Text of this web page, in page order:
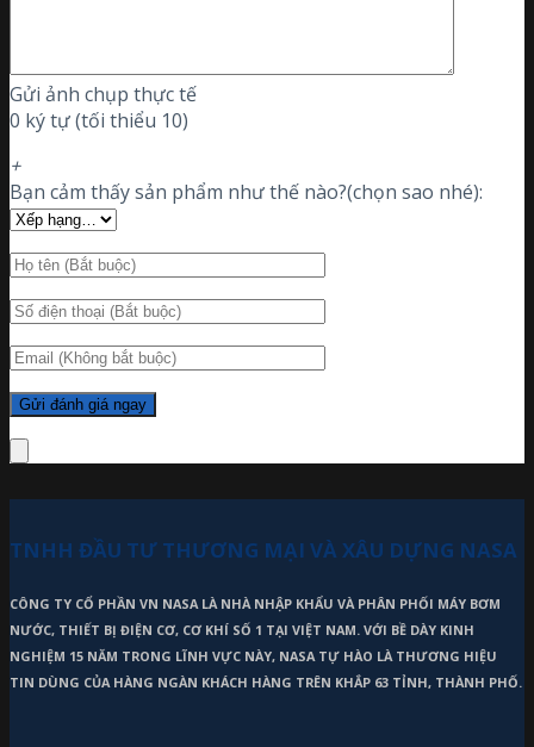
Gửi ảnh chụp thực tế
0 ký tự (tối thiểu 10)
+
Bạn cảm thấy sản phẩm như thế nào?(chọn sao nhé):
TNHH ĐẦU TƯ THƯƠNG MẠI VÀ XÂU DỰNG NASA
CÔNG TY CỔ PHẦN VN NASA LÀ NHÀ NHẬP KHẨU VÀ PHÂN PHỐI MÁY BƠM
NƯỚC, THIẾT BỊ ĐIỆN CƠ, CƠ KHÍ SỐ 1 TẠI VIỆT NAM. VỚI BỀ DÀY KINH
NGHIỆM 15 NĂM TRONG LĨNH VỰC NÀY, NASA TỰ HÀO LÀ THƯƠNG HIỆU
TIN DÙNG CỦA HÀNG NGÀN KHÁCH HÀNG TRÊN KHẮP 63 TỈNH, THÀNH PHỐ.